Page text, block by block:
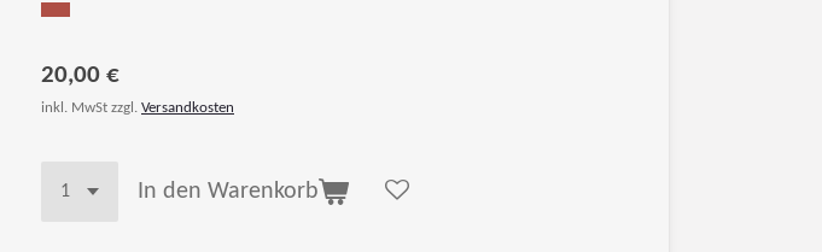
20,00 €
inkl. MwSt zzgl. Versandkosten
In den Warenkorb